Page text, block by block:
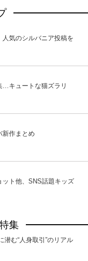
人気のシルバニア投稿を
…キュートな猫ズラリ
作まとめ
ト他、SNS話題キッズ
集
潜む“人身取引”のリアル